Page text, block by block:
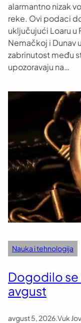
alarmantno nizak
reke. Ovi podaci
uključujući Loaru u
Nemačkoj i Dunav
zabrinutost među
upozoravaju na…
Nauka i tehnologija
Dogodilo se
avgust
avgust 5, 2026 Vuk